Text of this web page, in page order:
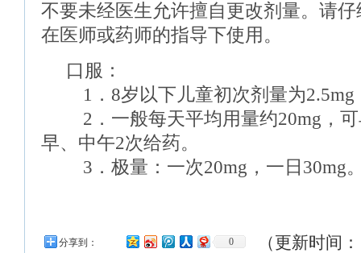
不要未经医生允许擅自更改剂量。请
在医师或药师的指导下使用。
口服：
1．8岁以下儿童初次剂量为2.5mg
2．一般每天平均用量约20mg，可
早、中午2次给药。
3．极量：一次20mg，一日30mg
分享到： 0
（更新时间